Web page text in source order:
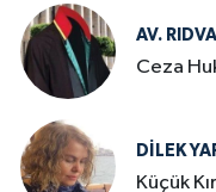
AV.
Ceza
DILEK
Küçük